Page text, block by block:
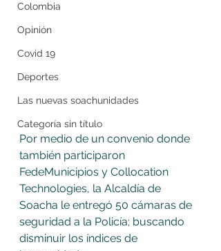
Colombia
Opinión
Covid 19
Deportes
Las nuevas soachunidades
Categoría sin título
Por medio de un convenio donde
también participaron
FedeMunicipios y Collocation
Technologies, la Alcaldía de
Soacha le entregó 50 cámaras de
seguridad a la Policía; buscando
disminuir los índices de